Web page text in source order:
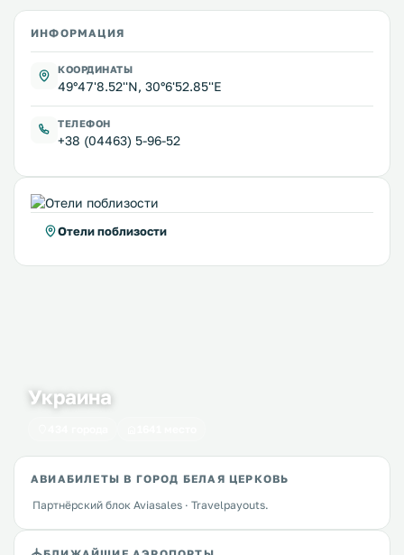
ИНФОРМАЦИЯ
КООРДИНАТЫ
49°47'8.52''N, 30°6'52.85''E
ТЕЛЕФОН
+38 (04463) 5-96-52
Отели поблизости
Украина
АВИАБИЛЕТЫ В ГОРОД БЕЛАЯ ЦЕРКОВЬ
Партнёрский блок Aviasales · Travelpayouts.